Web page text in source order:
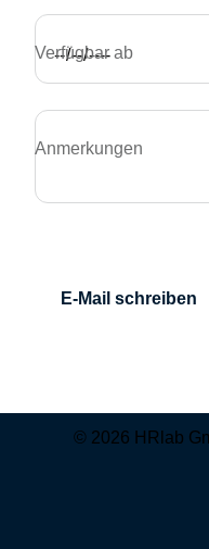
Verfügbar ab
Anmerkungen
E-Mail schreiben
© 2026 HRlab